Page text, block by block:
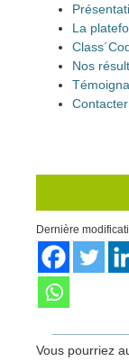
La
Nos
Dernière
Vous pourriez